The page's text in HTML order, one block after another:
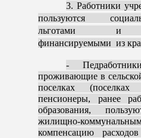
3. Работники
пользуются
льготами и
финансируемыми из
-
проживающие в
поселках (поселках
пенсионеры, ранее
образования,
жилищно-
компенсацию